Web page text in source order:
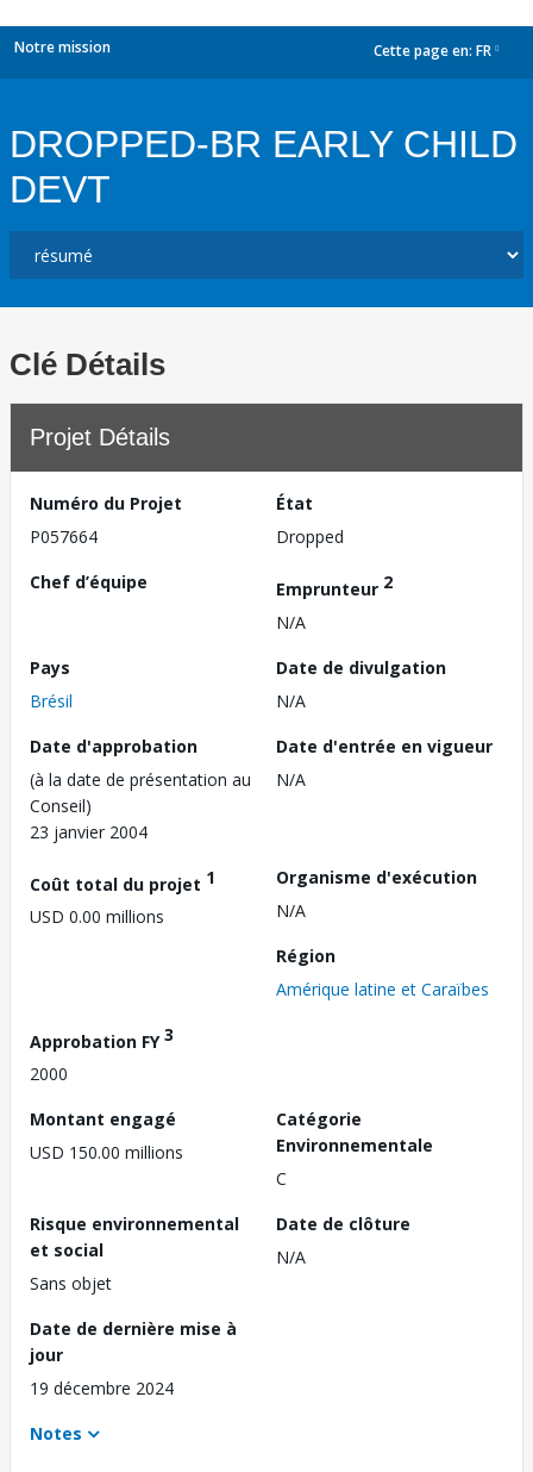
Notre mission Cette page en: FR
DROPPED-BR EARLY CHILD
DEVT
Clé Détails
Projet Détails
Numéro du Projet
P057664
État
Dropped
Chef d’équipe
Emprunteur 2
N/A
Pays
Brésil
Date de divulgation
N/A
Date d'approbation
(à la date de présentation au
Conseil)
23 janvier 2004
Date d'entrée en vigueur
N/A
Coût total du projet 1
USD 0.00 millions
Organisme d'exécution
N/A
Région
Amérique latine et Caraïbes
Approbation FY3
2000
Montant engagé
USD 150.00 millions
Catégorie
Environnementale
C
Risque environnemental
et social
Sans objet
Date de clôture
N/A
Date de dernière mise à
jour
19 décembre 2024
Notes